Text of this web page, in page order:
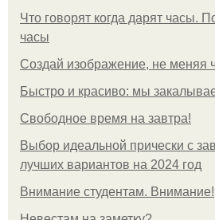
Что говорят когда дарят часы.
часы
Создай изображение, не меняя
Быстро и красиво: мы
Свободное время на завтра!
Выбор идеальной прически с
лучших вариантов на 2024 год
Внимание студентам. Внимание!